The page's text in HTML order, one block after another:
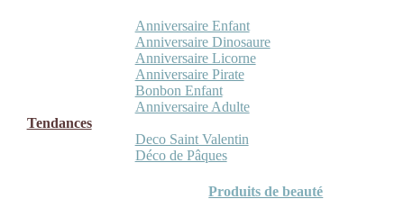
Anniversaire Enfant
Anniversaire Dinosaure
Anniversaire Licorne
Anniversaire Pirate
Bonbon Enfant
Anniversaire Adulte
Tendances
Deco Saint Valentin
Déco de Pâques
Produits de beauté